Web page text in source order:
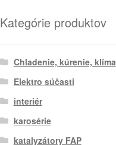
Kategórie produktov
Chladenie, kúrenie, klíma
Elektro súčasti
interiér
karosérie
katalyzátory FAP